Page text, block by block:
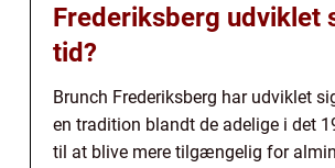
Frederiksberg udviklet
tid?
Brunch Frederiksberg har udviklet
en tradition blandt de adelige i det
til at blive mere tilgængelig for